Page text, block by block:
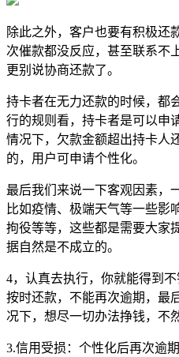
除此之外，客户也要有积极还
次催款都没反应，甚至联系不
更别说协商还款了。
持卡者在无力还款的时候，都
行的规则看，持卡者是可以申
情况下，欠款金额超出持卡人
的，用户可申请个性化。
最后我们来说一下客观因素，
比如疫情、极端天气等一些影
拘役等等，这些都是需要大家
据自然是不成立的。
4，认真去执行，你就能得到
按时还款，不能再次逾期，最
况下，想尽一切办法挣钱，不
3.信用受损：个性化后再次逾